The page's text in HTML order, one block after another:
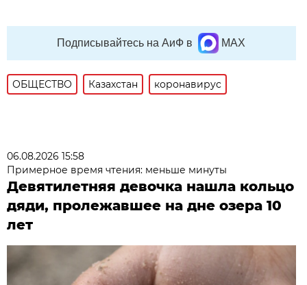
Подписывайтесь на АиФ в MAX
ОБЩЕСТВО Казахстан коронавирус
06.08.2026 15:58
Примерное время чтения: меньше минуты
Девятилетняя девочка нашла кольцо
дяди, пролежавшее на дне озера 10
лет